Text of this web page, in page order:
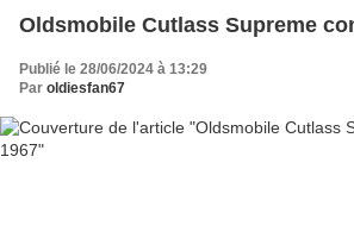
Oldsmobile Cutlass Supreme
Publié le 28/06/2024 à 13:29
Par oldiesfan67